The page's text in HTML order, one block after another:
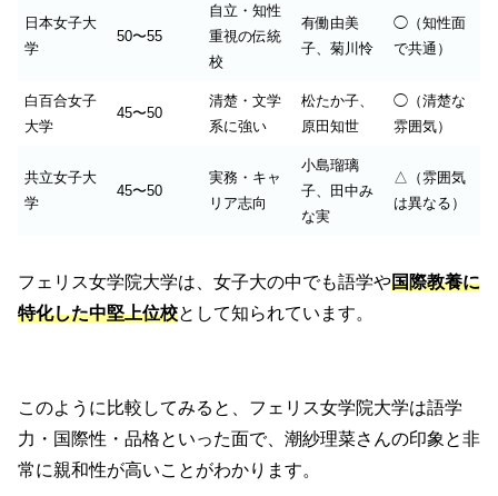
日本女子大
学
50〜55
自立・知性
重視の伝統
校
有働由美
子、菊川怜
◯（知性面
で共通）
白百合女子
大学
45〜50
清楚・文学
系に強い
松たか子、
原田知世
◯（清楚な
雰囲気）
共立女子大
学
45〜50
実務・キャ
リア志向
小島瑠璃
子、田中み
な実
△（雰囲気
は異なる）
フェリス女学院大学は、女子大の中でも語学や国際教養に
特化した中堅上位校として知られています。
このように比較してみると、フェリス女学院大学は語学
力・国際性・品格といった面で、潮紗理菜さんの印象と非
常に親和性が高いことがわかります。